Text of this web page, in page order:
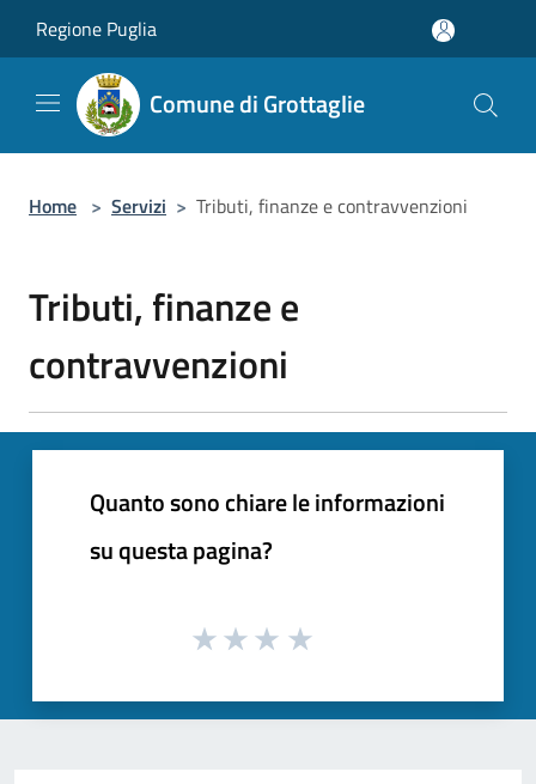
Regione Puglia
Comune di Grottaglie
Home > Servizi > Tributi, finanze e contravvenzioni
Tributi, finanze e
contravvenzioni
Quanto sono chiare le informazioni
su questa pagina?